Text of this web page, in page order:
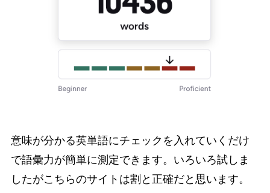
意味が分かる英単語にチェックを入れていくだけ
で語彙力が簡単に測定できます。いろいろ試しま
したがこちらのサイトは割と正確だと思います。